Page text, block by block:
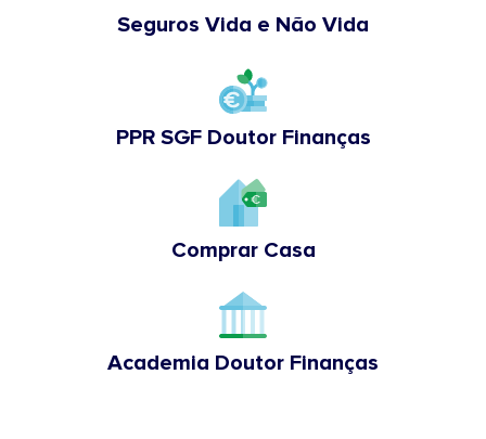
Seguros Vida e Não Vida
PPR SGF Doutor Finanças
Comprar Casa
Academia Doutor Finanças